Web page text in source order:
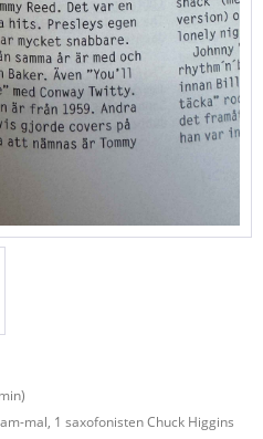
mal, 1 saxofonisten Chuck Higgins